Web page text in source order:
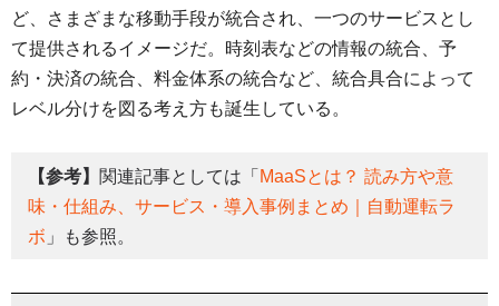
ど、さまざまな移動手段が統合され、一つのサービスとし
て提供されるイメージだ。時刻表などの情報の統合、予
約・決済の統合、料金体系の統合など、統合具合によって
レベル分けを図る考え方も誕生している。
【参考】 関連記事としては「 MaaSとは？ 読み方や意
味・仕組み、サービス・導入事例まとめ｜自動運転ラ
ボ 」も参照。